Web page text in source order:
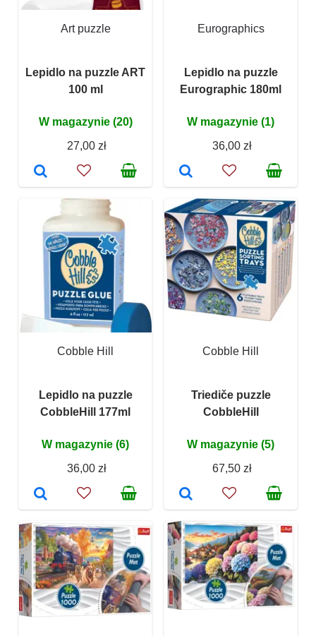
Art puzzle
Lepidlo na puzzle ART
100 ml
W magazynie (20)
27,00 zł
Eurographics
Lepidlo na puzzle
Eurographic 180ml
W magazynie (1)
36,00 zł
Cobble Hill
Lepidlo na puzzle
CobbleHill 177ml
W magazynie (6)
36,00 zł
Cobble Hill
Triediče puzzle
CobbleHill
W magazynie (5)
67,50 zł